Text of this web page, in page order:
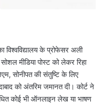
विश्वविद्यालय के प्रोफेसर अली
मीडिया पोस्ट को लेकर रिहा
सोनीपत की संतुष्टि के लिए
को अंतरिम जमानत दी। कोर्ट ने
कोई भी ऑनलाइन लेख या भाषण